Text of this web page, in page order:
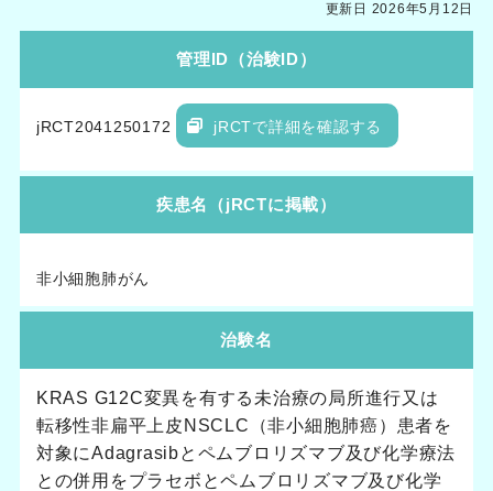
更新日 2026年5月12日
管理ID（治験ID）
jRCT2041250172 jRCTで詳細を確認する
疾患名（jRCTに掲載）
非小細胞肺がん
治験名
KRAS G12C変異を有する未治療の局所進行又は
転移性非扁平上皮NSCLC（非小細胞肺癌）患者を
対象にAdagrasibとペムブロリズマブ及び化学療法
との併用をプラセボとペムブロリズマブ及び化学